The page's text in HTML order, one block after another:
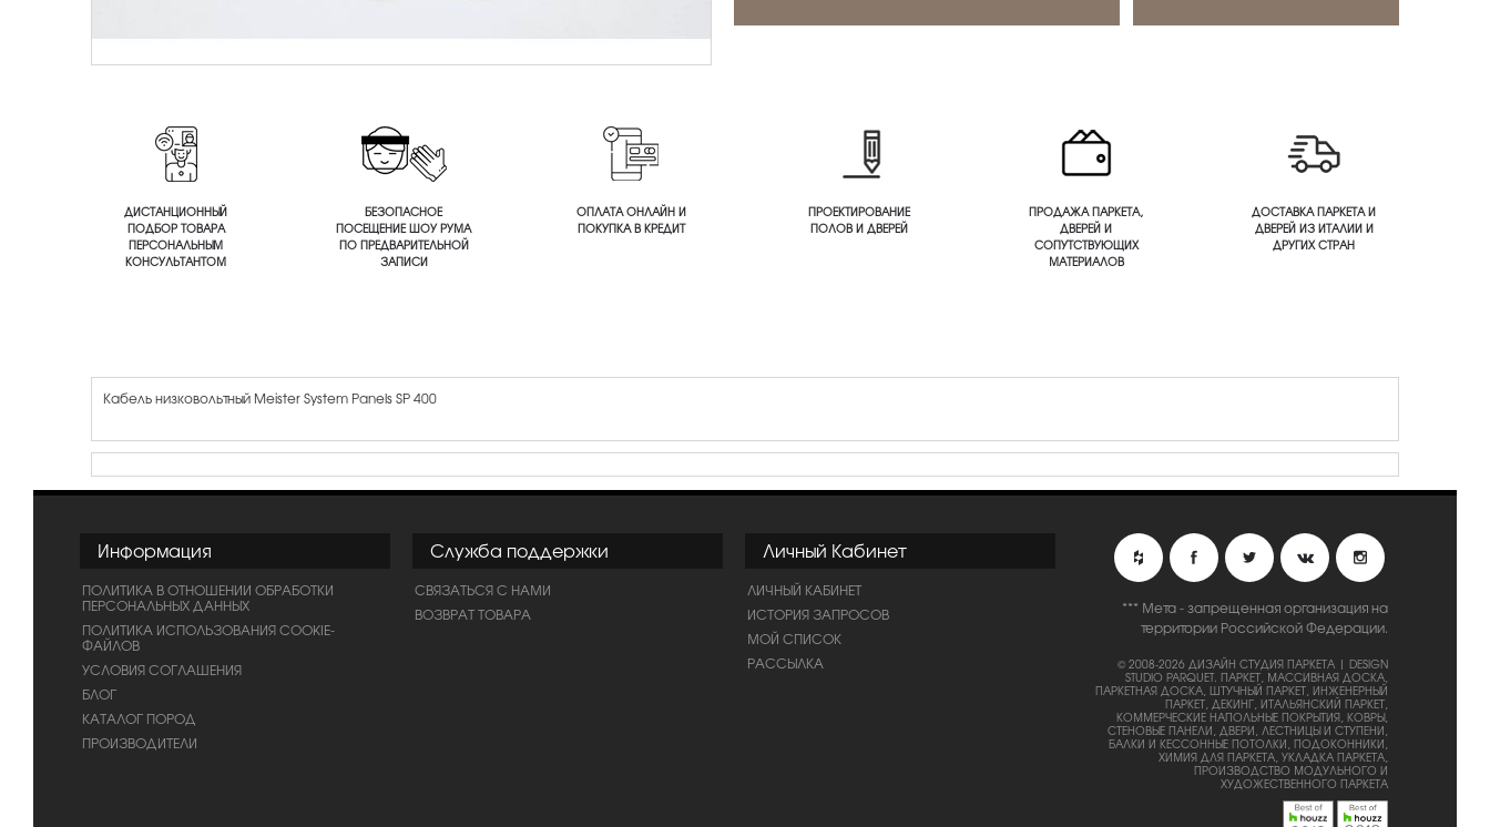
ДИСТАНЦИОННЫЙ
ПОДБОР ТОВАРА
ПЕРСОНАЛЬНЫМ
КОНСУЛЬТАНТОМ
БЕЗОПАСНОЕ
ПОСЕЩЕНИЕ ШОУ РУМА
ПО ПРЕДВАРИТЕЛЬНОЙ
ЗАПИСИ
ОПЛАТА ОНЛАЙН И
ПОКУПКА В КРЕДИТ
ПРОЕКТИРОВАНИЕ
ПОЛОВ И ДВЕРЕЙ
ПРОДАЖА ПАРКЕТА,
ДВЕРЕЙ И
СОПУТСТВУЮЩИХ
МАТЕРИАЛОВ
ДОСТАВКА ПАРКЕТА И
ДВЕРЕЙ ИЗ ИТАЛИИ И
ДРУГИХ СТРАН
Кабель низковольтный Meister System Panels SP 400
Информация
ПОЛИТИКА В ОТНОШЕНИИ ОБРАБОТКИ
ПЕРСОНАЛЬНЫХ ДАННЫХ
ПОЛИТИКА ИСПОЛЬЗОВАНИЯ COOKIE-
ФАЙЛОВ
УСЛОВИЯ СОГЛАШЕНИЯ
БЛОГ
КАТАЛОГ ПОРОД
ПРОИЗВОДИТЕЛИ
Служба поддержки
СВЯЗАТЬСЯ С НАМИ
ВОЗВРАТ ТОВАРА
Личный Кабинет
ЛИЧНЫЙ КАБИНЕТ
ИСТОРИЯ ЗАПРОСОВ
МОЙ СПИСОК
РАССЫЛКА
*** Мета - запрещенная организация на
территории Российской Федерации.
© 2008-2026 ДИЗАЙН СТУДИЯ ПАРКЕТА | DESIGN
STUDIO PARQUET. ПАРКЕТ, МАССИВНАЯ ДОСКА,
ПАРКЕТНАЯ ДОСКА, ШТУЧНЫЙ ПАРКЕТ, ИНЖЕНЕРНЫЙ
ПАРКЕТ, ДЕКИНГ, ИТАЛЬЯНСКИЙ ПАРКЕТ,
КОММЕРЧЕСКИЕ НАПОЛЬНЫЕ ПОКРЫТИЯ, КОВРЫ,
СТЕНОВЫЕ ПАНЕЛИ, ДВЕРИ, ЛЕСТНИЦЫ И СТУПЕНИ,
БАЛКИ И КЕССОННЫЕ ПОТОЛКИ, ПОДОКОННИКИ,
ХИМИЯ ДЛЯ ПАРКЕТА, УКЛАДКА ПАРКЕТА,
ПРОИЗВОДСТВО МОДУЛЬНОГО И
ХУДОЖЕСТВЕННОГО ПАРКЕТА